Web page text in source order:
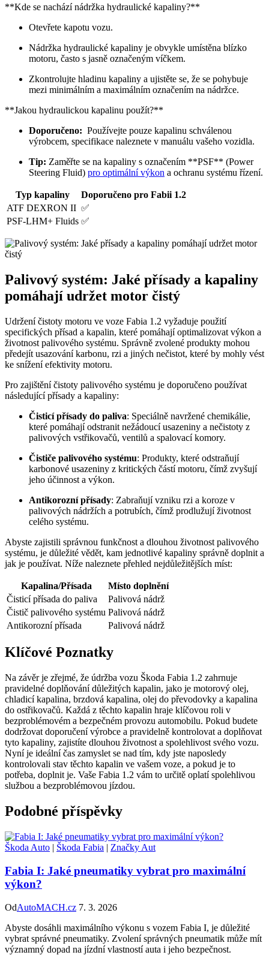
**Kde se nachází⁢ nádržka hydraulické kapaliny?**
Otevřete kapotu vozu.
Nádržka hydraulické kapaliny‍ je obvykle umístěna blízko ​
motoru, často‍ s jasně ‍označeným víčkem.
Zkontrolujte ‌hladinu ⁣kapaliny ‌a ujistěte se, že se ⁤pohybuje
mezi minimálním‌ a ‍maximálním označením na nádržce.
**Jakou hydraulickou kapalinu použít?**
Doporučeno: ⁣ Používejte pouze kapalinu schválenou‌
výrobcem, specifikace ‌naleznete v ​manuálu vašeho ‌vozidla.
Tip: Zaměřte se​ na⁤ kapaliny ⁤s ‌označením **PSF** (Power
Steering Fluid) pro optimální ‍výkon a ochranu systému ​řízení.
Typ kapaliny
Doporučeno pro Fabii 1.2
ATF DEXRON II ✅
PSF-LHM+ Fluids ✅
Palivový ‌systém: Jaké přísady‌ a kapaliny⁣
pomáhají udržet motor čistý
Udržení čistoty motoru ve voze⁣ Fabia 1.2⁤ vyžaduje použití​
specifických ⁣přísad a kapalin, které pomáhají optimalizovat výkon a
životnost palivového systému. Správně zvolené produkty mohou ​
předejít usazování karbonu, rzi a jiných nečistot,​ které by mohly vést
ke ​snížení efektivity ⁤motoru.
Pro zajištění čistoty ⁣palivového⁢ systému ​je⁢ doporučeno používat
následující přísady a kapaliny:
Čisticí přísady do paliva: ‌Speciálně navržené‍ chemikálie,⁢
které pomáhají odstranit nežádoucí usazeniny a‍ nečistoty z⁤
palivových vstřikovačů, ventilů a spalovací komory.
Čističe palivového‌ systému:‌ Produkty, ‌které odstraňují
karbonové usazeniny z ‌kritických částí motoru, čímž zvyšují
jeho účinnost a ⁢výkon.
Antikorozní ‌přísady: Zabraňují vzniku rzi‌ a koroze v
palivových nádržích a potrubích, čímž prodlužují životnost
celého systému.
Abyste​ zajistili správnou funkčnost a​ dlouhou​ životnost palivového⁣
systému,​ je⁢ důležité vědět, kam ‍jednotlivé ‍kapaliny​ správně doplnit a
‍jak je ⁣používat. Níže ⁣naleznete přehled⁢ nejdůležitějších ​míst:
Kapalina/Přísada
Místo‍ doplnění
Čisticí přísada do‌ paliva
Palivová nádrž
Čistič palivového systému Palivová nádrž
Antikorozní přísada
Palivová nádrž
Klíčové Poznatky
Na závěr je zřejmé,‌ že⁢ údržba vozu Škoda​ Fabia 1.2 zahrnuje
pravidelné doplňování důležitých⁣ kapalin, jako je motorový olej,
chladicí kapalina, brzdová ⁣kapalina, ‌olej‌ do převodovky a kapalina
do ostřikovačů.‍ Každá z těchto kapalin hraje klíčovou roli v
bezproblémovém ⁤a bezpečném ⁤provozu automobilu. Pokud budete
dodržovat doporučení výrobce a pravidelně kontrolovat ‌a doplňovat
tyto ⁣kapaliny, ‌zajistíte dlouhou životnost a spolehlivost svého vozu.
⁢Nyní je ideální čas zamyslet se nad⁣ tím, kdy jste naposledy
⁣kontrolovali stav ⁣těchto‍ kapalin ve vašem voze, a​ pokud je to
potřeba, doplnit je. Vaše Fabia 1.2 vám to určitě⁣ oplatí spolehlivou
službou a ‍bezproblémovou‍ jízdou.
Podobné příspěvky
Škoda Auto | Škoda Fabia | Značky Aut
Fabia I: Jaké pneumatiky vybrat pro maximální
výkon?
OdAutoMACH.cz 7. 3. 2026
Abyste dosáhli maximálního výkonu s vozem Fabia I, je důležité
vybrat správné pneumatiky. Zvolení správných pneumatik může mít
významný dopad na jízdní vlastností auta i jeho bezpečnost.